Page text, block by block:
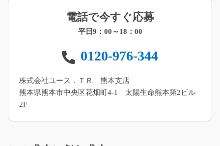
電話で今すぐ応募
平日9：00～18：00
0120-976-344
株式会社ユース．ＴＲ 熊本支店
熊本県熊本市中央区花畑町4-1 太陽生命熊本第2ビル
2F